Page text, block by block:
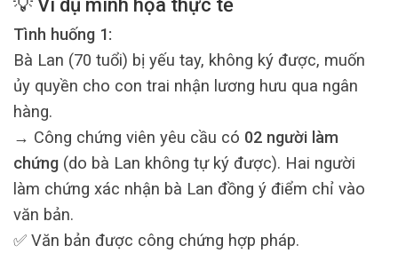
💡 Ví dụ minh họa thực tế
Tình huống 1:
Bà Lan (70 tuổi) bị yếu tay, không ký được, muốn
ủy quyền cho con trai nhận lương hưu qua ngân
hàng.
→ Công chứng viên yêu cầu có 02 người làm
chứng (do bà Lan không tự ký được). Hai người
làm chứng xác nhận bà Lan đồng ý điểm chỉ vào
văn bản.
✅ Văn bản được công chứng hợp pháp.